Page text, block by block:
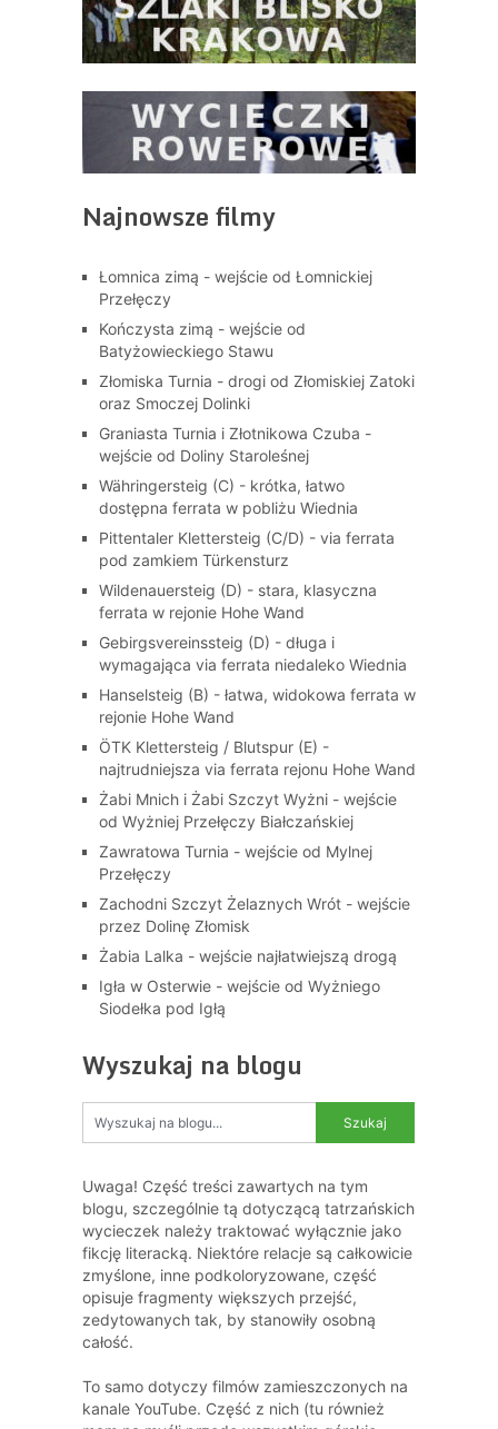
Najnowsze filmy
Łomnica zimą - wejście od Łomnickiej
Przełęczy
Kończysta zimą - wejście od
Batyżowieckiego Stawu
Złomiska Turnia - drogi od Złomiskiej Zatoki
oraz Smoczej Dolinki
Graniasta Turnia i Złotnikowa Czuba -
wejście od Doliny Staroleśnej
Währingersteig (C) - krótka, łatwo
dostępna ferrata w pobliżu Wiednia
Pittentaler Klettersteig (C/D) - via ferrata
pod zamkiem Türkensturz
Wildenauersteig (D) - stara, klasyczna
ferrata w rejonie Hohe Wand
Gebirgsvereinssteig (D) - długa i
wymagająca via ferrata niedaleko Wiednia
Hanselsteig (B) - łatwa, widokowa ferrata w
rejonie Hohe Wand
ÖTK Klettersteig / Blutspur (E) -
najtrudniejsza via ferrata rejonu Hohe Wand
Żabi Mnich i Żabi Szczyt Wyżni - wejście
od Wyżniej Przełęczy Białczańskiej
Zawratowa Turnia - wejście od Mylnej
Przełęczy
Zachodni Szczyt Żelaznych Wrót - wejście
przez Dolinę Złomisk
Żabia Lalka - wejście najłatwiejszą drogą
Igła w Osterwie - wejście od Wyżniego
Siodełka pod Igłą
Wyszukaj na blogu
Uwaga! Część treści zawartych na tym
blogu, szczególnie tą dotyczącą tatrzańskich
wycieczek należy traktować wyłącznie jako
fikcję literacką. Niektóre relacje są całkowicie
zmyślone, inne podkoloryzowane, część
opisuje fragmenty większych przejść,
zedytowanych tak, by stanowiły osobną
całość.
To samo dotyczy filmów zamieszczonych na
kanale YouTube. Część z nich (tu również